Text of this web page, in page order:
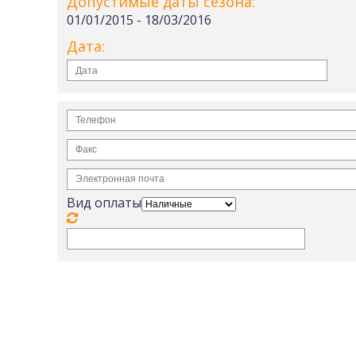
Санаторий Джермук Ашхар 8 дней
Винный Тур - 4 дня
Школьные каникулы в Армении -
Школьные каникулы в Армении -
01/01/2015 - 18/03/2016
Дата:
Вид оплаты